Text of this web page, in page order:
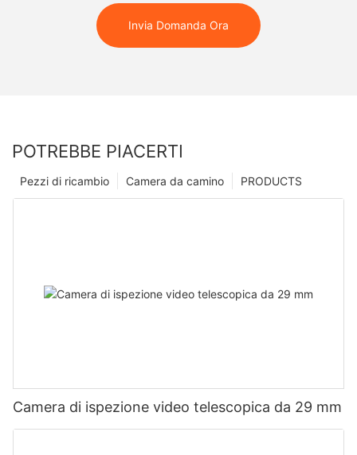
Invia Domanda Ora
POTREBBE PIACERTI
PRODUCTS
Camera da camino
Pezzi di ricambio
Camera di ispezione video telescopica da 29 mm